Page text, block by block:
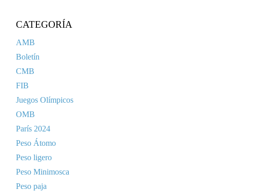
CATEGORÍA
AMB
Boletín
CMB
FIB
Juegos Olímpicos
OMB
París 2024
Peso Átomo
Peso ligero
Peso Minimosca
Peso paja